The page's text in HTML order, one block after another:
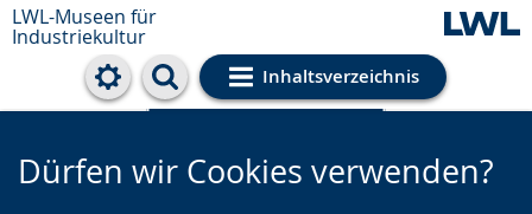
LWL-Museen für
Industriekultur
Inhaltsverzeichnis
Cookie-Einstellungen
Dürfen wir Cookies verwenden?